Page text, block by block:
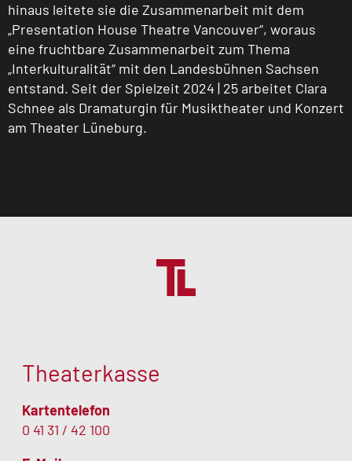
hinaus leitete sie die Zusammenarbeit mit dem
„Presentation House Theatre Vancouver“, woraus
eine fruchtbare Zusammenarbeit zum Thema
„Interkulturalität“ mit den Landesbühnen Sachsen
entstand. Seit der Spielzeit 2024 | 25 arbeitet Clara
Schnee als Dramaturgin für Musiktheater und Konzert
am Theater Lüneburg.
Theaterkasse
Kartentelefon
0 41 31 / 42 100